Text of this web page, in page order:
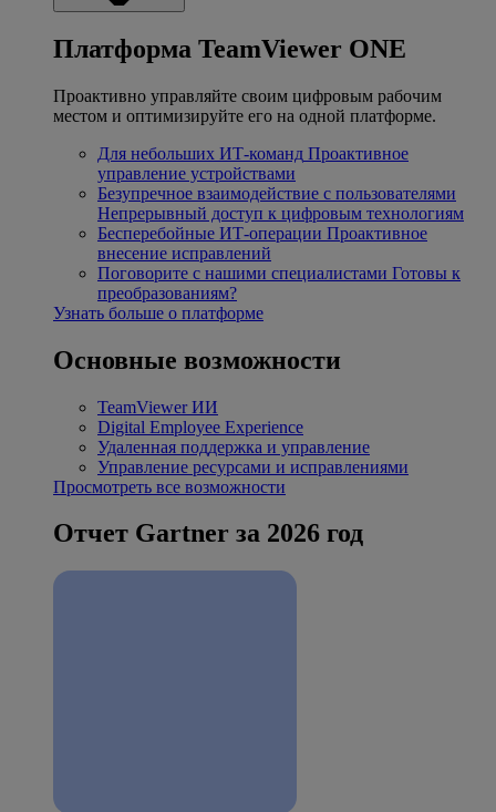
Платформа TeamViewer ONE
Проактивно управляйте своим цифровым рабочим
местом и оптимизируйте его на одной платформе.
Для небольших ИТ-команд Проактивное
управление устройствами
Безупречное взаимодействие с пользователями
Непрерывный доступ к цифровым технологиям
Бесперебойные ИТ-операции Проактивное
внесение исправлений
Поговорите с нашими специалистами Готовы к
преобразованиям?
Узнать больше о платформе
Основные возможности
TeamViewer ИИ
Digital Employee Experience
Удаленная поддержка и управление
Управление ресурсами и исправлениями
Просмотреть все возможности
Отчет Gartner за 2026 год